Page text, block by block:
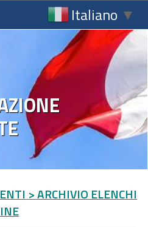
Italiano ▼
> ARCHIVIO ELENCHI